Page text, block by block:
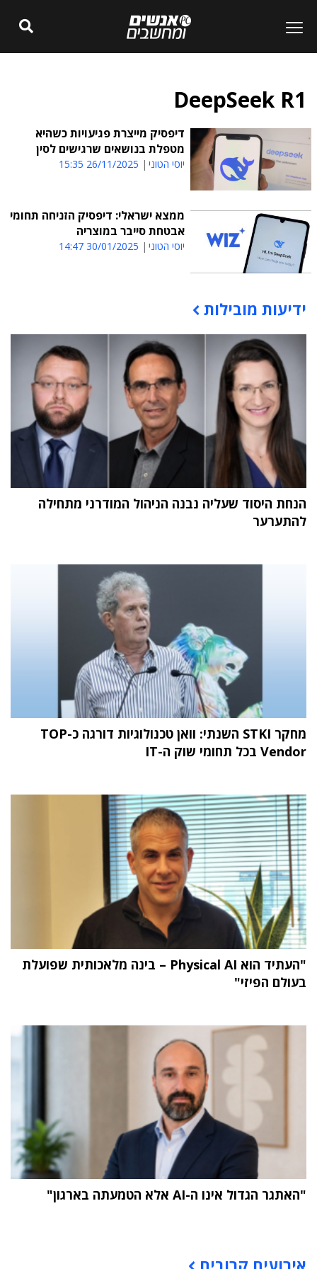
DeepSeek R1
דיפסיק מייצרת פגיעויות כשהיא
מטפלת בנושאים שרגישים לסין
יוסי הטוני 26/11/2025 15:35
ממצא ישראלי: דיפסיק הזניחה תחומי
אבטחת סייבר במוצריה
יוסי הטוני 30/01/2025 14:47
תוכן פרסומי
ידיעות מובילות
הנחת היסוד שעליה נבנה הניהול המודרני מתחילה
להתערער
מחקר STKI השנתי: וואן טכנולוגיות דורגה כ-TOP
Vendor בכל תחומי שוק ה-IT
"העתיד הוא Physical AI – בינה מלאכותית שפועלת
בעולם הפיזי"
"האתגר הגדול אינו ה-AI אלא הטמעתה בארגון"
אירועים קרובים